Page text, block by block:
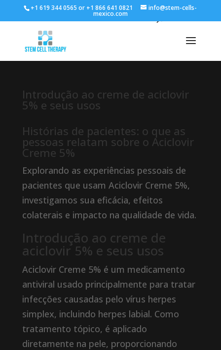
+1 619 344 0565 or +1 866 641 0821 info@stem-cells-
mexico.com
Introdução ao creme de aciclovir
5% e seus usos
Histórias de pacientes: o que as
pessoas relatam sobre o Aciclovir
Creme 5%
Explorando as experiências pessoais de
pacientes que usam Aciclovir Creme 5%,
investigamos sua eficácia, efeitos
colaterais e impacto na qualidade de vida.
Introdução ao creme de
aciclovir 5% e seus usos
Aciclovir Creme 5% é um medicamento
antiviral usado principalmente para tratar
infecções causadas pelo vírus herpes
simplex, incluindo herpes labial. Como
tratamento tópico, é aplicado
diretamente na pele, proporcionando